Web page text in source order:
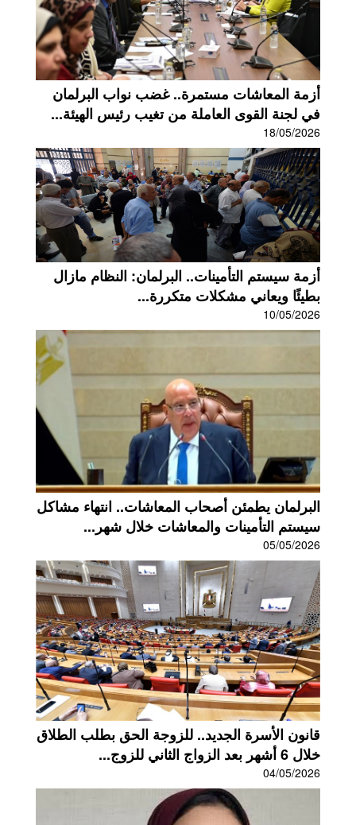
أزمة المعاشات مستمرة.. غضب نواب البرلمان
في لجنة القوى العاملة من تغيب رئيس الهيئة...
18/05/2026
أزمة سيستم التأمينات.. البرلمان: النظام مازال
بطيئًا ويعاني مشكلات متكررة...
10/05/2026
البرلمان يطمئن أصحاب المعاشات.. انتهاء مشاكل
سيستم التأمينات والمعاشات خلال شهر...
05/05/2026
قانون الأسرة الجديد.. للزوجة الحق بطلب الطلاق
خلال 6 أشهر بعد الزواج الثاني للزوج...
04/05/2026